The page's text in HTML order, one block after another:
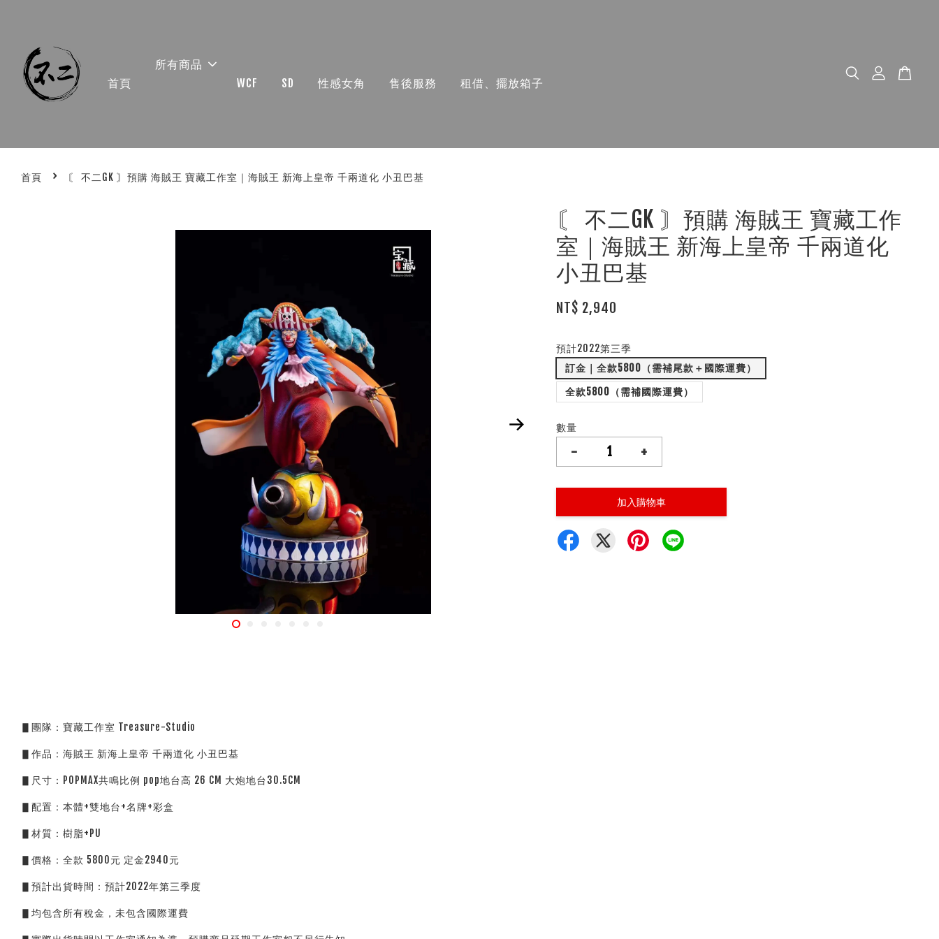
首頁
所有商品
WCF
SD 性感女角 售後服務 租借、擺放箱子
首頁 › 〘 不二GK 〙預購 海賊王 寶藏工作室｜海賊王 新海上皇帝 千兩道化 小丑巴基
〘 不二GK 〙預購 海賊王 寶藏工作
室｜海賊王 新海上皇帝 千兩道化
小丑巴基
NT$ 2,940
預計2022第三季
訂金｜全款5800（需補尾款＋國際運費）
全款5800（需補國際運費）
數量
- +
加入購物車
▋團隊：寶藏工作室 Treasure-Studio
▋作品：海賊王 新海上皇帝 千兩道化 小丑巴基
▋尺寸：POPMAX共鳴比例 pop地台高 26 CM 大炮地台30.5CM
▋配置：本體+雙地台+名牌+彩盒
▋材質：樹脂+PU
▋價格：全款 5800元 定金2940元
▋預計出貨時間：預計2022年第三季度
▋均包含所有稅金，未包含國際運費